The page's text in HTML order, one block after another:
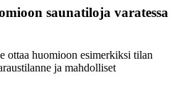
saunatiloja varatessa
ottaa huomioon esimerkiksi tilan
ja mahdolliset